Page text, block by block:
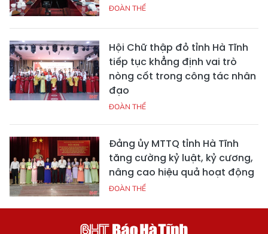
ĐOÀN THỂ
Hội Chữ thập đỏ tỉnh Hà Tĩnh
tiếp tục khẳng định vai trò
nòng cốt trong công tác nhân
đạo
ĐOÀN THỂ
Đảng ủy MTTQ tỉnh Hà Tĩnh
tăng cường kỷ luật, kỷ cương,
nâng cao hiệu quả hoạt động
ĐOÀN THỂ